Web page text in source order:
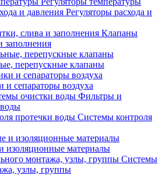
Регуляторы расхода и
Клапаны
заполнения
перепускные клапаны
и сепараторы воздуха
Фильтры и
Системы контроля
изоляционные материалы
Системы
узлы, группы